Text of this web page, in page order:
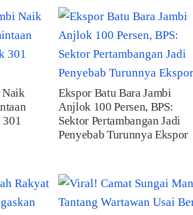
Naik
301
Ekspor Batu Bara Jambi
Anjlok 100 Persen, BPS:
Sektor Pertambangan Jadi
Penyebab Turunnya Ekspor